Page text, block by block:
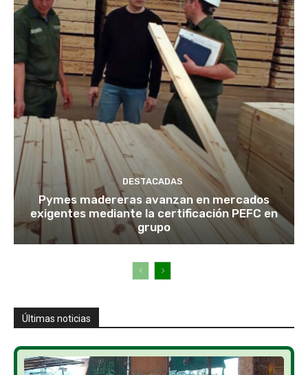
DESTACADAS
Pymes madereras avanzan en mercados
exigentes mediante la certificación PEFC en
grupo
Últimas noticias